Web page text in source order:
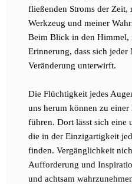
fließenden Stroms der Zeit,
Werkzeug und meiner
Beim Blick in den Himmel,
Erinnerung, dass sich jeder
Veränderung unterwirft.
Die Flüchtigkeit jedes
uns herum können zu einer
führen. Dort lässt sich eine
die in der Einzigartigkeit
finden. Vergänglichkeit
Aufforderung und
und achtsam